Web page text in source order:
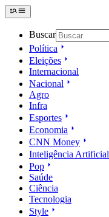
Buscar
Política
Eleições
Internacional
Nacional
Agro
Infra
Esportes
Economia
CNN Money
Inteligência Artificial
Pop
Saúde
Ciência
Tecnologia
Style